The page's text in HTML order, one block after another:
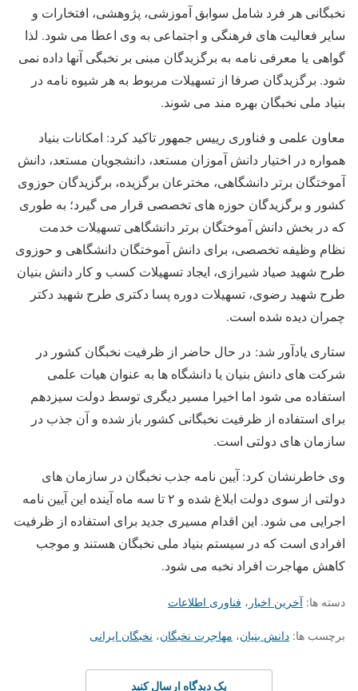
نخبگانی هر فرد شامل سوابق آموزشی، پژوهشی، افتخارات و
سایر فعالیت ­های فرهنگی و اجتماعی به وی اعطا می­ شود. لذا
گواهی یا معرفی ­نامه به برگزیدگان مبنی بر نخبگی آنها داده نمی
شود. برگزیدگان صرفا از تسهیلات مربوط به هر شیوه ­نامه در
بنیاد ملی نخبگان بهره ­مند می شوند.
معاون علمی و فناوری رییس جمهور تاکید کرد:‌ امکانات بنیاد
همواره در اختیار دانش آموزان مستعد، دانشجویان مستعد، دانش
آموختگان برتر دانشگاهی، مخترعان برگزیده، برگزیدگان حوزوی
کشور و ‌برگزیدگان حوزه های تخصصی قرار می گیرد؛ به طوری
که در بخش دانش آموختگان برتر دانشگاهی تسهیلات خدمت
نظام وظیفه تخصصی، برای دانش آموختگان دانشگاهی و حوزوی
طرح شهید صیاد شیرازی، ایجاد تسهیلات کسب و کار دانش بنیان
طرح شهید رضوی، تسهیلات دوره پسا دکتری طرح شهید دکتر
چمران دیده شده است.
ستاری یادآور شد: در حال حاضر از ظرفیت نخبگان کشور در
شرکت های دانش بنیان یا دانشگاه ها به عنوان هیات علمی
استفاده می شود اما اخیرا مسیر دیگری توسط دولت سیزدهم
برای استفاده از ظرفیت نخبگانی کشور باز شده و آن جذب در
سازمان های دولتی است.
وی خاطرنشان کرد: آیین نامه جذب نخبگان در سازمان های
دولتی از سوی دولت ابلاغ شده و ۲ تا سه ماه آینده این آیین نامه
اجرایی می شود. این اقدام مسیری جدید برای استفاده از ظرفیت
افرادی است که در سیستم بنیاد ملی نخبگان هستند و موجب
کاهش مهاجرت افراد نخبه می شود.
دسته ها: آخرین اخبار ، فناوری اطلاعات
برچسب ها: دانش بنیان، مهاجرت نخبگان، نخبگان ایرانی
یک دیدگاه ارسال کنید